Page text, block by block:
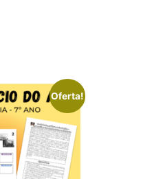
Oferta!